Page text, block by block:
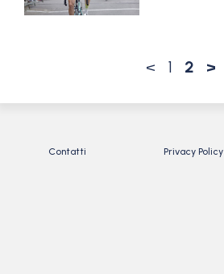
< 1 2 >
Contatti Privacy Policy